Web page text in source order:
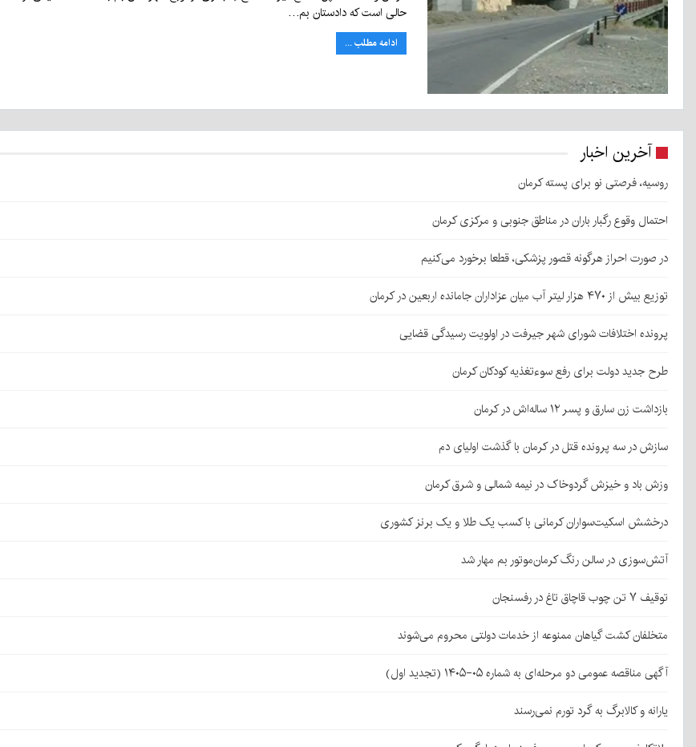
حالی است که دادستان بم…
ادامه مطلب ...
آخرین اخبار
روسیه، فرصتی نو برای پسته کرمان
احتمال وقوع رگبار باران در مناطق جنوبی و مرکزی کرمان
در صورت احراز هرگونه قصور پزشکی، قطعا برخورد می‌کنیم
توزیع بیش از ۴۷۰ هزار لیتر آب میان عزاداران جامانده اربعین در کرمان
پرونده اختلافات شورای شهر جیرفت در اولویت رسیدگی قضایی
طرح جدید دولت برای رفع سوءتغذیه کودکان کرمان
بازداشت زن سارق و پسر ۱۲ ساله‌اش در کرمان
سازش در سه پرونده قتل در کرمان با گذشت اولیای دم
وزش باد و خیزش گردوخاک در نیمه شمالی و شرق کرمان
درخشش اسکیت‌سواران کرمانی با کسب یک طلا و یک برنز کشوری
آتش‌سوزی در سالن رنگ کرمان‌موتور بم مهار شد
توقیف ۷ تن چوب قاچاق تاغ در رفسنجان
متخلفان کشت گیاهان ممنوعه از خدمات دولتی محروم می‌شوند
آگهی مناقصه عمومی دو مرحله‌ای به شماره ۰۵-۱۴۰۵ (تجدید اول)
یارانه و کالابرگ به گرد تورم نمی‌رسند